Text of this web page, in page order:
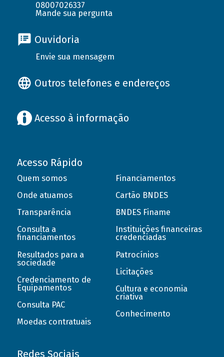
08007026337
Mande sua pergunta
Ouvidoria
Envie sua mensagem
Outros telefones e endereços
Acesso à informação
Acesso Rápido
Quem somos
Onde atuamos
Transparência
Consulta a
financiamentos
Resultados para a
sociedade
Credenciamento de
Equipamentos
Consulta PAC
Moedas contratuais
Financiamentos
Cartão BNDES
BNDES Finame
Instituições financeiras
credenciadas
Patrocínios
Licitações
Cultura e economia
criativa
Conhecimento
Redes Sociais